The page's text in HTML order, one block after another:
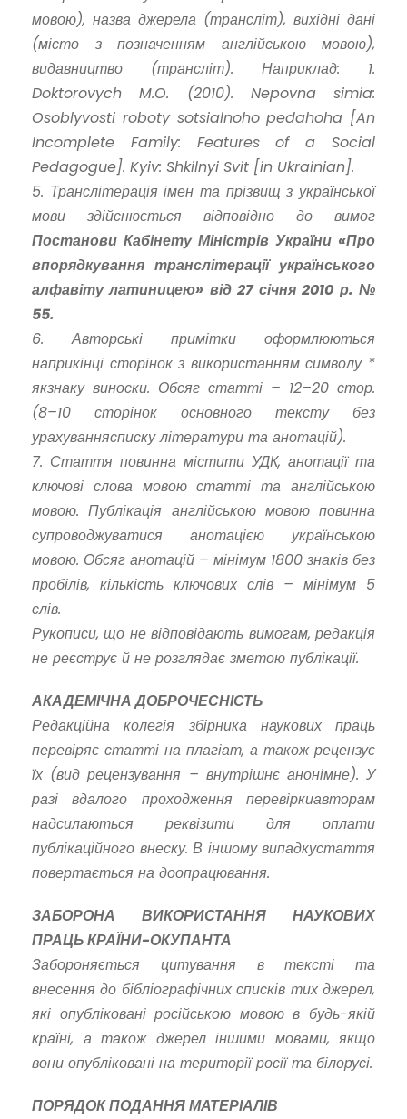
мовою), назва джерела (трансліт), вихідні дані
(місто з позначенням англійською мовою),
видавництво (трансліт). Наприклад: 1.
Doktorovych M.O. (2010). Nepovna simia:
Osoblyvosti roboty sotsialnoho pedahoha [An
Incomplete Family: Features of a Social
Pedagogue]. Kyiv: Shkilnyi Svit [in Ukrainian].
5. Транслітерація імен та прізвищ з української
мови здійснюється відповідно до вимог
Постанови Кабінету Міністрів України «Про
впорядкування транслітерації українського
алфавіту латиницею» від 27 січня 2010 р. №
55.
6. Авторські примітки оформлюються
наприкінці сторінок з використанням символу *
якзнаку виноски. Обсяг статті – 12–20 стор.
(8–10 сторінок основного тексту без
урахуваннясписку літератури та анотацій).
7. Стаття повинна містити УДК, анотації та
ключові слова мовою статті та англійською
мовою. Публікація англійською мовою повинна
супроводжуватися анотацією українською
мовою. Обсяг анотацій – мінімум 1800 знаків без
пробілів, кількість ключових слів – мінімум 5
слів.
Рукописи, що не відповідають вимогам, редакція
не реєструє й не розглядає зметою публікації.
АКАДЕМІЧНА ДОБРОЧЕСНІСТЬ
Редакційна колегія збірника наукових праць
перевіряє статті на плагіат, а також рецензує
їх (вид рецензування – внутрішнє анонімне). У
разі вдалого проходження перевіркиавторам
надсилаються реквізити для оплати
публікаційного внеску. В іншому випадкустаття
повертається на доопрацювання.
ЗАБОРОНА ВИКОРИСТАННЯ НАУКОВИХ
ПРАЦЬ КРАЇНИ-ОКУПАНТА
Забороняється цитування в тексті та
внесення до бібліографічних списків тих джерел,
які опубліковані російською мовою в будь-якій
країні, а також джерел іншими мовами, якщо
вони опубліковані на території росії та білорусі.
ПОРЯДОК ПОДАННЯ МАТЕРІАЛІВ